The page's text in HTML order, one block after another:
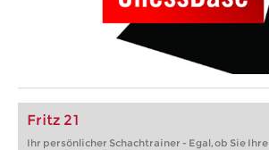
Fritz 21
Ihr persönlicher Schachtrainer - Egal, ob Sie Ihre